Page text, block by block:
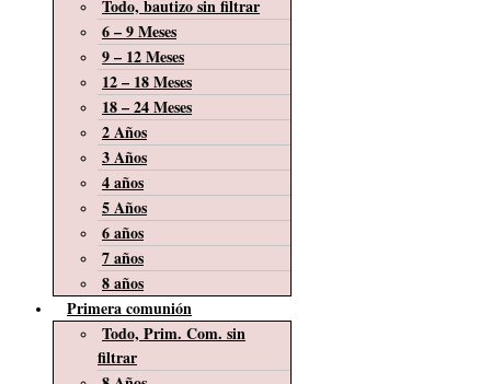
Todo, bautizo sin filtrar
6 – 9 Meses
9 – 12 Meses
12 – 18 Meses
18 – 24 Meses
2 Años
3 Años
4 años
5 Años
6 años
7 años
8 años
Primera comunión
Todo, Prim. Com. sin
filtrar